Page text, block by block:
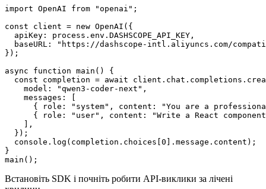
import OpenAI from "openai";
const client = new OpenAI({
  apiKey: process.env.DASHSCOPE_API_KEY,
baseURL: "https://dashscope-intl.aliyuncs.com/
});
async function main() {
const completion = await
    model: "qwen3-coder-next",
    messages: [
{ role: "system", content: "You are a
{ role: "user", content: "Write a React
    ],
  });
  console.log(completion.choices[0].message.content);
}
main();
Встановіть SDK і почніть робити API-виклики за лічені